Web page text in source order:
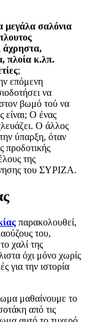
μεγάλα σαλόνια
άχρηστα,
πλοία κ.λπ.
;
επόμενη
να
βωμό τού να
είναι; Ο ένας
Ο άλλος
την ύπαρξη, όταν
προδοτικής
της
του ΣΥΡΙΖΑ.
παρακολουθεί,
του,
χαλί της
όχι μόνο χωρίς
για την ιστορία
μαθαίνουμε το
από τις